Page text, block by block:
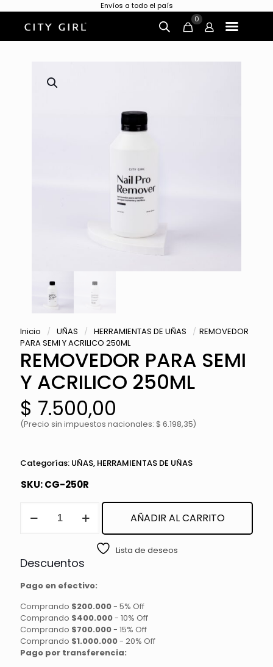
Envíos a todo el país
0
Inicio / UÑAS / HERRAMIENTAS DE UÑAS / REMOVEDOR
PARA SEMI Y ACRILICO 250ML
REMOVEDOR PARA SEMI
Y ACRILICO 250ML
$ 7.500,00
(Precio sin impuestos nacionales: $ 6.198,35)
Categorías: UÑAS, HERRAMIENTAS DE UÑAS
SKU:CG-250R
PARA
250ML
AÑADIR AL CARRITO
Lista de deseos
Descuentos
Pago en efectivo:
Comprando $200.000- 5% Off
Comprando $400.000- 10% Off
Comprando $700.000- 15% Off
Comprando $1.000.000- 20% Off
Pago por transferencia: